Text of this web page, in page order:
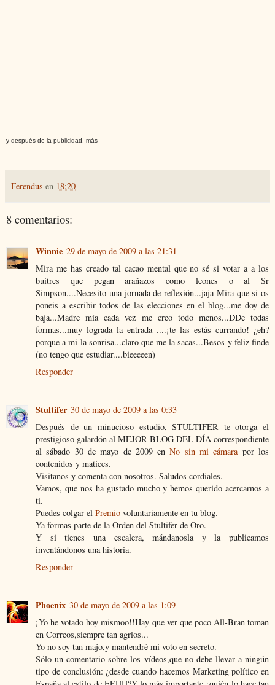
y después de la publicidad, más
Ferendus en 18:20
8 comentarios:
Winnie 29 de mayo de 2009 a las 21:31
Mira me has creado tal cacao mental que no sé si votar a a los
buitres que pegan arañazos como leones o al Sr
Simpson....Necesito una jornada de reflexión...jaja Mira que si os
poneis a escribir todos de las elecciones en el blog...me doy de
baja...Madre mía cada vez me creo todo menos...DDe todas
formas...muy lograda la entrada ....¡te las estás currando! ¿eh?
porque a mi la sonrisa...claro que me la sacas...Besos y feliz finde
(no tengo que estudiar....bieeeeen)
Responder
Stultifer 30 de mayo de 2009 a las 0:33
Después de un minucioso estudio, STULTIFER te otorga el
prestigioso galardón al MEJOR BLOG DEL DÍA correspondiente
al sábado 30 de mayo de 2009 enNo sin mi cámarapor los
contenidos y matices.
Visitanos y comenta con nosotros. Saludos cordiales.
Vamos, que nos ha gustado mucho y hemos querido acercarnos a
ti.
Puedes colgar el Premio voluntariamente en tu blog.
Ya formas parte de la Orden del Stultifer de Oro.
Y si tienes una escalera, mándanosla y la publicamos
inventándonos una historia.
Responder
Phoenix 30 de mayo de 2009 a las 1:09
¡Yo he votado hoy mismoo!!Hay que ver que poco All-Bran toman
en Correos,siempre tan agrios...
Yo no soy tan majo,y mantendré mi voto en secreto.
Sólo un comentario sobre los vídeos,que no debe llevar a ningún
tipo de conclusión: ¿desde cuando hacemos Marketing político en